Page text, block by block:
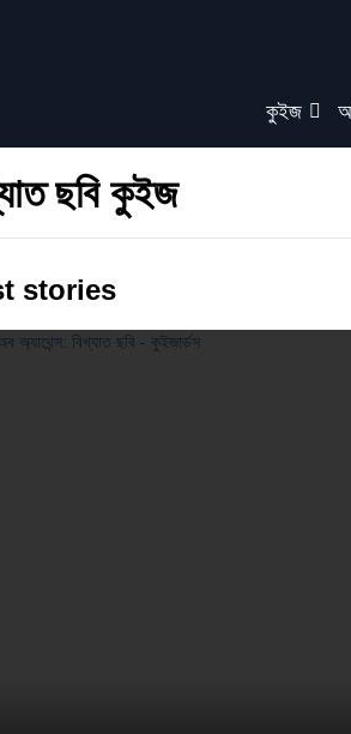
কুইজ
ছবি কুইজ
stories